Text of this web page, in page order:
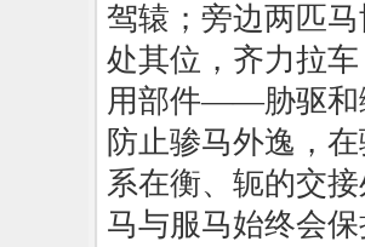
驾辕；旁边两匹
处其位，齐力拉
用部件——胁驱和
防止骖马外逸，
系在衡、轭的交
马与服马始终会